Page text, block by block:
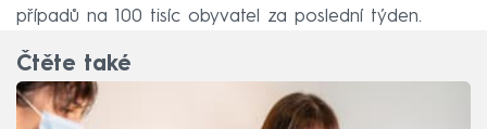
případů na 100 tisíc obyvatel za poslední týden.
Čtěte také